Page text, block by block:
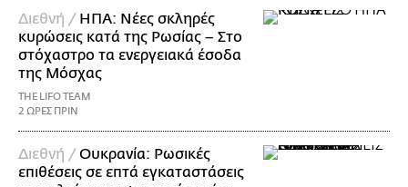
Διεθνή / ΗΠΑ: Nέες σκληρές
κυρώσεις κατά της Ρωσίας – Στο
στόχαστρο τα ενεργειακά έσοδα
της Μόσχας
THE LIFO TEAM
2 ΩΡΕΣ ΠΡΙΝ
Διεθνή / Ουκρανία: Ρωσικές
επιθέσεις σε επτά εγκαταστάσεις